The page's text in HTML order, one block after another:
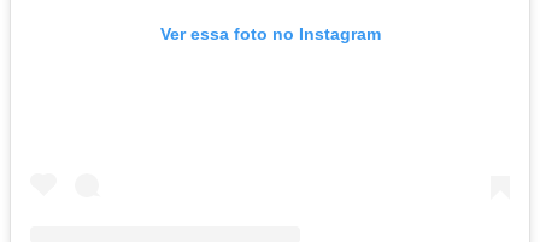
Ver essa foto no Instagram